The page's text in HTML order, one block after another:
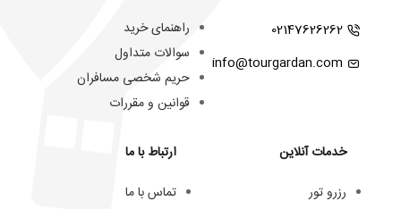
02147626262
info@tourgardan.com
خدمات آنلاین
رزرو تور
راهنمای خرید
سوالات متداول
حریم شخصی مسافران
قوانین و مقررات
ارتباط با ما
تماس با ما